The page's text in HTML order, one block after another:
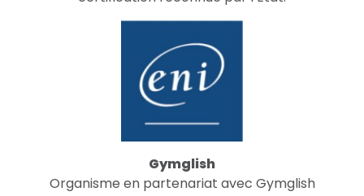
Gymglish
Organisme en partenariat avec Gymglish